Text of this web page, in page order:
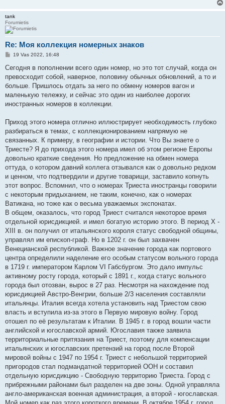
tank
Forumietis
Re: Моя коллекция номерных знаков
S
a
d
a
t
i
19 Vas 2022, 16:48
Сегодня в пополнении всего один номер, но это тот случай, когда он
превосходит собой, наверное, половину обычных обновлений, а то и
больше. Пришлось отдать за него по обмену номеров вагон и
маленькую тележку, и сейчас это один из наиболее дорогих
иностранных номеров в коллекции.
Приход этого номера отлично иллюстрирует необходимость глубоко
разбираться в темах, с коллекционированием напрямую не
связанных. К примеру, в географии и истории. Что Вы знаете о
Триесте? Я до прихода этого номера имел об этом регионе Европы
довольно краткие сведения. Но предложение на обмен номера
оттуда, о котором давний коллега отзывался как о довольно редком
и ценном, что подтвердили и другие товарищи, заставило копнуть
этот вопрос. Вспомнил, что о номерах Триеста иностранцы говорили
с некоторым придыханием, не таким, конечно, как о номерах
Ватикана, но тоже как о весьма уважаемых экспонатах.
В общем, оказалось, что город Триест считался некоторое время
отдельной юрисдикцией. и имел богатую историю этого. В период X -
XIII в. он получил от итальянского короля статус свободной общины,
управлял им епископ-граф. Но в 1202 г. он был захвачен
Венецианской республикой. Важное значение города как портового
центра определили наделение его особым статусом вольного города
в 1719 г. императором Карлом VI Габсбургом. Это дало импульс
активному росту города, который с 1891 г., когда статус вольного
города был отозван, вырос в 27 раз. Несмотря на нахождение под
юрисдикцией Австро-Венгрии, больше 2/3 населения составляли
итальянцы. Италия всегда хотела установить над Триестом свою
власть и вступила из-за этого в Первую мировую войну. Город
отошел по её результатам к Италии. В 1945 г. в город вошли части
английской и югославской армий. Югославия также заявила
территориальные притязания на Триест, поэтому для компенсации
итальянских и югославских претензий на город после Второй
мировой войны с 1947 по 1954 г. Триест с небольшой территорией
пригородов стал подмандатной территорией ООН и составил
отдельную юрисдикцию - Свободную территорию Триеста. Город с
прибрежными районами был разделен на две зоны. Одной управляла
англо-американская военная администрация, а второй - югославская.